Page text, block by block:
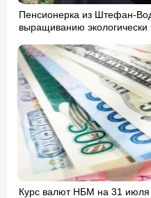
Пенсионерка из Штефан-
выращиванию
Курс валют НБМ на 31 июля